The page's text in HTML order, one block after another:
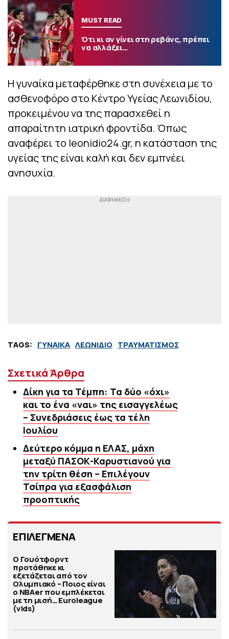
MUST READ
Ότι κι αν γίνει στη ρεβάνς, πρέπει
να αλλάξει…
Η γυναίκα μεταφέρθηκε στη συνέχεια με το
ασθενοφόρο στο Κέντρο Υγείας Λεωνιδίου,
προκειμένου να της παρασχεθεί η
απαραίτητη ιατρική φροντίδα. Όπως
αναφέρει το leonidio24.gr, η κατάσταση της
υγείας της είναι καλή και δεν εμπνέει
ανησυχία.
TAGS: ΓΥΝΑΙΚΑ ΛΕΩΝΙΔΙΟ ΤΡΑΥΜΑΤΙΣΜΟΣ
Σχετικά Άρθρα
Δίκη για τα Τέμπη: Τα δύο «όχι»
και το ένα «ναι» της εισαγγελέως
– Συνεδριάσεις έως τα τέλη
Ιουλίου
Δεύτερο κόμμα η ΕΛΑΣ, μάχη
μεταξύ ΠΑΣΟΚ-Καρυστιανού για
την τρίτη θέση – Επιλέγουν
Τσίπρα για εξασφάλιση
προοπτικής
ΕΠΙΛΕΓΜΕΝΑ
Ο Γουότφορντ
προτάθηκε κι
εξετάζεται από τον
Ολυμπιακό – Ποιος είναι
ο ΝΒΑer που εμπλέκεται
με τη μισή… Euroleague
(vids)